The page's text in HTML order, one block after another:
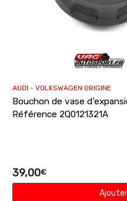
AUDI - VOLKSWAGEN ORIGINE
Bouchon de vase
Référence 2Q0121321A
39,00€